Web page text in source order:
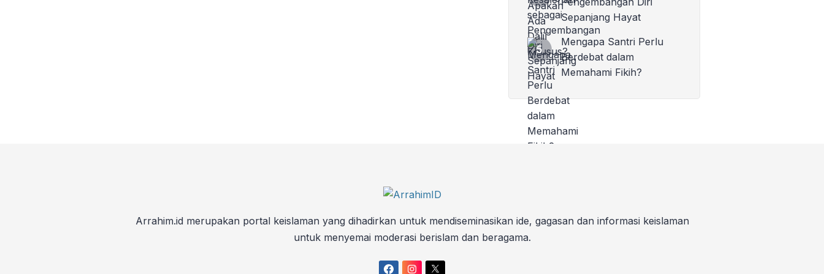
Sepanjang Hayat
Mengapa Santri Perlu
Berdebat dalam
Memahami Fikih?
Arrahim.id merupakan portal keislaman yang dihadirkan untuk mendiseminasikan ide, gagasan dan informasi keislaman
untuk menyemai moderasi berislam dan beragama.